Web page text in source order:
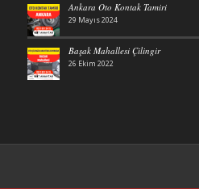
Ankara Oto Kontak Tamiri
29 Mayıs 2024
Başak Mahallesi Çilingir
26 Ekim 2022